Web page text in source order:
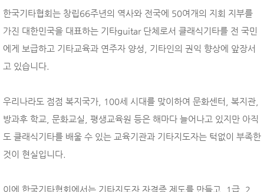
한국기타협회는 창립66주년의 역사와 전국에 50여개의 지회 지부를
가진 대한민국을 대표하는 기타guitar 단체로서 클래식기타를 전 국민
에게 보급하고 기타교육과 연주자 양성, 기타인의 권익 향상에 앞장서
고 있습니다.
우리나라도 점점 복지국가, 100세 시대를 맞이하여 문화센터, 복지관,
방과후 학교, 문화교실, 평생교육원 등은 해마다 늘어나고 있지만 아직
도 클래식기타를 배울 수 있는 교육기관과 기타지도자는 턱없이 부족한
것이 현실입니다.
이에 한국기타협회에서는 기타지도자 자격증 제도를 만들고, 1급, 2